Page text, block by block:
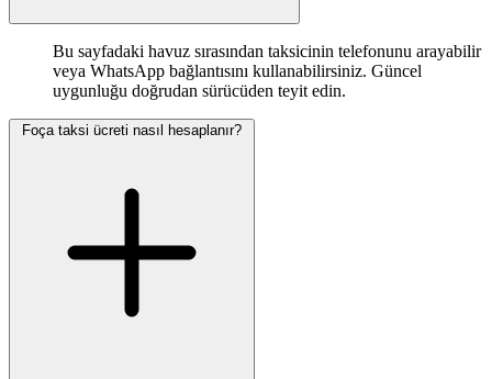
Bu sayfadaki havuz sırasından taksicinin telefonunu arayabilir
veya WhatsApp bağlantısını kullanabilirsiniz. Güncel
uygunluğu doğrudan sürücüden teyit edin.
Foça taksi ücreti nasıl hesaplanır?